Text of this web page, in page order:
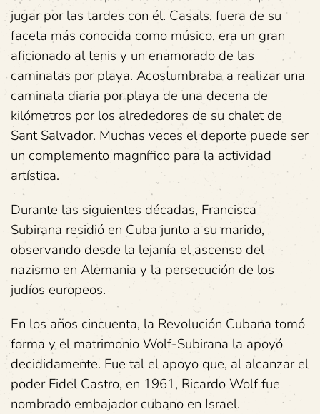
jugar por las tardes con él. Casals, fuera de su
faceta más conocida como músico, era un gran
aficionado al tenis y un enamorado de las
caminatas por playa. Acostumbraba a realizar una
caminata diaria por playa de una decena de
kilómetros por los alrededores de su chalet de
Sant Salvador. Muchas veces el deporte puede ser
un complemento magnífico para la actividad
artística.
Durante las siguientes décadas, Francisca
Subirana residió en Cuba junto a su marido,
observando desde la lejanía el ascenso del
nazismo en Alemania y la persecución de los
judíos europeos.
En los años cincuenta, la Revolución Cubana tomó
forma y el matrimonio Wolf-Subirana la apoyó
decididamente. Fue tal el apoyo que, al alcanzar el
poder Fidel Castro, en 1961, Ricardo Wolf fue
nombrado embajador cubano en Israel.